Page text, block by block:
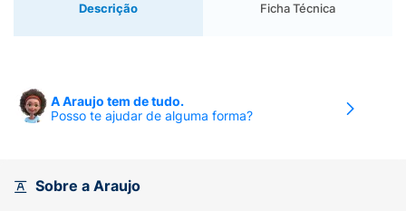
Descrição Ficha Técnica
A Araujo tem de tudo.
Posso te ajudar de alguma forma?
Sobre a Araujo